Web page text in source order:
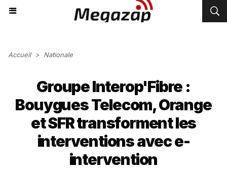
Accueil > Nationale
Groupe Interop'Fibre :
Bouygues Telecom, Orange
et SFR transforment les
interventions avec e-
intervention